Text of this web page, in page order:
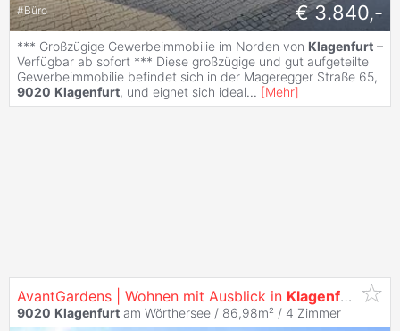
#Büro € 3.840,-
*** Großzügige Gewerbeimmobilie im Norden von Klagenfurt –
Verfügbar ab sofort *** Diese großzügige und gut aufgeteilte
Gewerbeimmobilie befindet sich in der Mageregger Straße 65,
9020 Klagenfurt, und eignet sich ideal... [Mehr]
AvantGardens | Wohnen mit Ausblick in Klagenfurt
9020 Klagenfurt am Wörthersee / 86,98m² / 4 Zimmer